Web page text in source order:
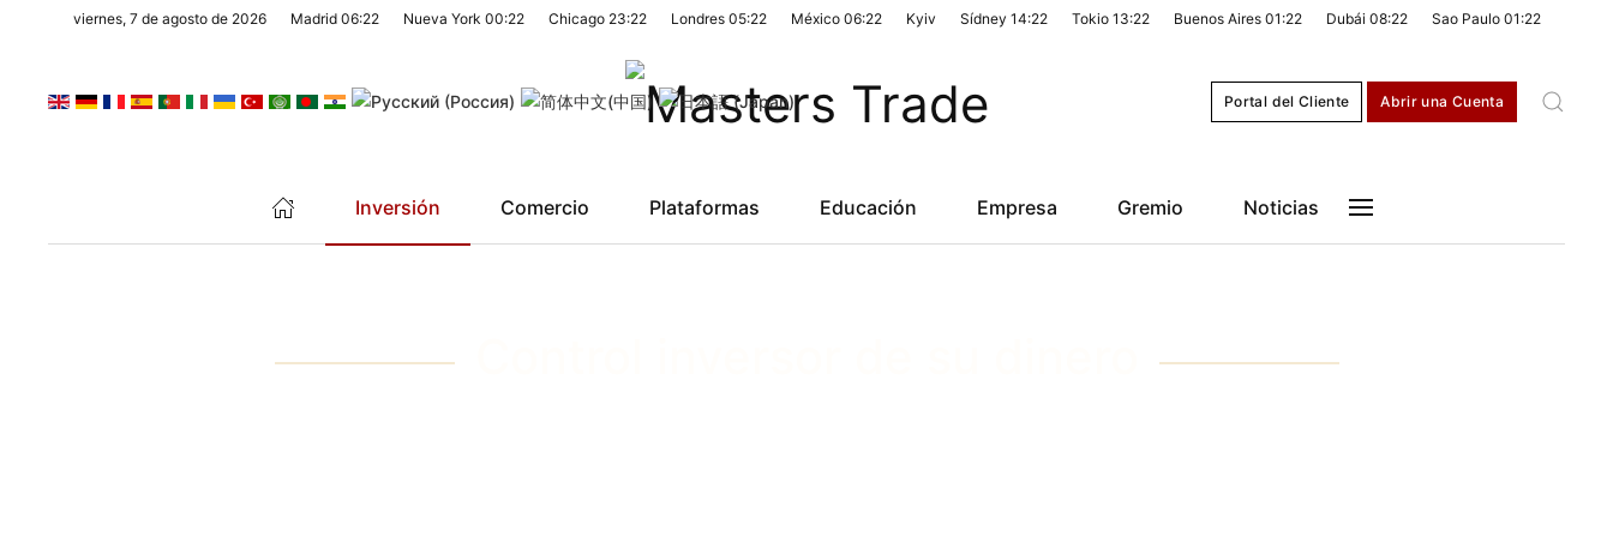
viernes, 7 de agosto de 2026 Madrid 06:22 Nueva York 00:22 Chicago 23:22 Londres 05:22 México 06:22 Kyiv Sídney 14:22 Tokio 13:22 Buenos Aires 01:22 Dubái 08:22 Sao Paulo 01:22
Portal del Cliente Abrir una Cuenta
Inversión Comercio Plataformas Educación Empresa Gremio Noticias